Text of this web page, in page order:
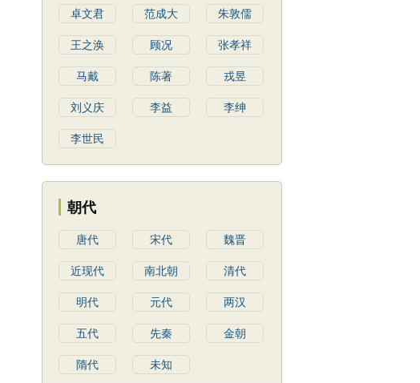
卓文君 范成大 朱敦儒
王之涣 顾况 张孝祥
马戴 陈著 戎昱
刘义庆 李益 李绅
李世民
朝代
唐代 宋代 魏晋
近现代 南北朝 清代
明代 元代 两汉
五代 先秦 金朝
隋代 未知